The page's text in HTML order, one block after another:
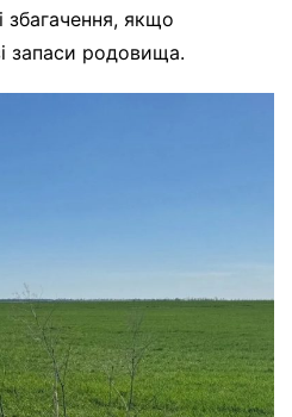
збагачення, якщо
запаси родовища.